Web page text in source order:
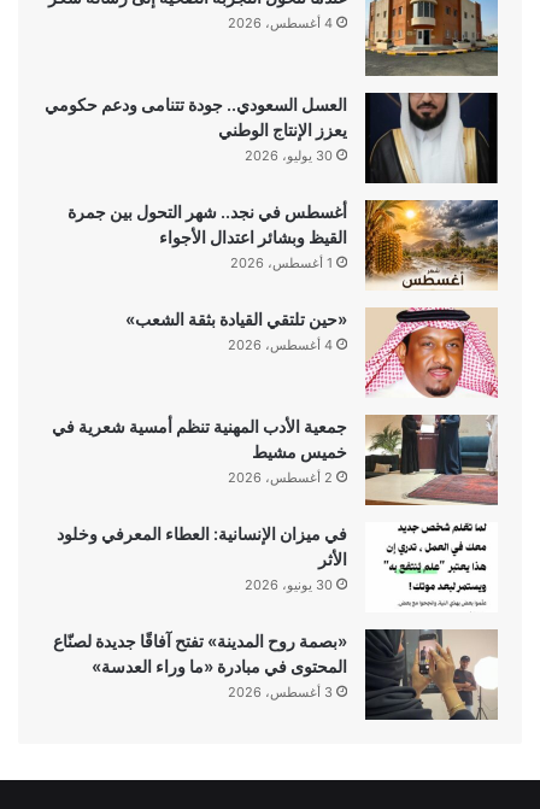
4 أغسطس، 2026
العسل السعودي.. جودة تتنامى ودعم حكومي
يعزز الإنتاج الوطني
30 يوليو، 2026
أغسطس في نجد.. شهر التحول بين جمرة
القيظ وبشائر اعتدال الأجواء
1 أغسطس، 2026
«حين تلتقي القيادة بثقة الشعب»
4 أغسطس، 2026
جمعية الأدب المهنية تنظم أمسية شعرية في
خميس مشيط
2 أغسطس، 2026
في ميزان الإنسانية: العطاء المعرفي وخلود
الأثر
30 يونيو، 2026
«بصمة روح المدينة» تفتح آفاقًا جديدة لصنّاع
المحتوى في مبادرة «ما وراء العدسة»
3 أغسطس، 2026